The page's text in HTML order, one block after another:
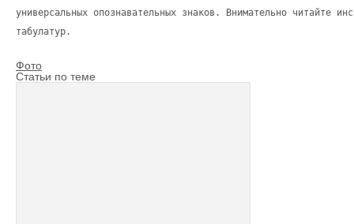
универсальных опознавательных знаков. Внимательно читайте
табулатур.
Фото
Статьи по теме